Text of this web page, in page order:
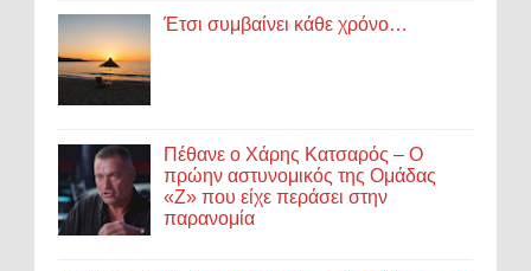
Έτσι συμβαίνει κάθε χρόνο…
Πέθανε ο Χάρης Κατσαρός – Ο
πρώην αστυνομικός της Ομάδας
«Ζ» που είχε περάσει στην
παρανομία